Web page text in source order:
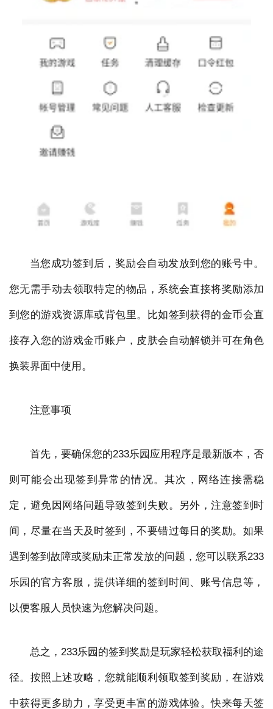
当您成功签到后，奖励会自动发放到您的账号中。
您无需手动去领取特定的物品，系统会直接将奖励添加
到您的游戏资源库或背包里。比如签到获得的金币会直
接存入您的游戏金币账户，皮肤会自动解锁并可在角色
换装界面中使用。
注意事项
首先，要确保您的233乐园应用程序是最新版本，否
则可能会出现签到异常的情况。其次，网络连接需稳
定，避免因网络问题导致签到失败。另外，注意签到时
间，尽量在当天及时签到，不要错过每日的奖励。如果
遇到签到故障或奖励未正常发放的问题，您可以联系233
乐园的官方客服，提供详细的签到时间、账号信息等，
以便客服人员快速为您解决问题。
总之，233乐园的签到奖励是玩家轻松获取福利的途
径。按照上述攻略，您就能顺利领取签到奖励，在游戏
中获得更多助力，享受更丰富的游戏体验。快来每天签